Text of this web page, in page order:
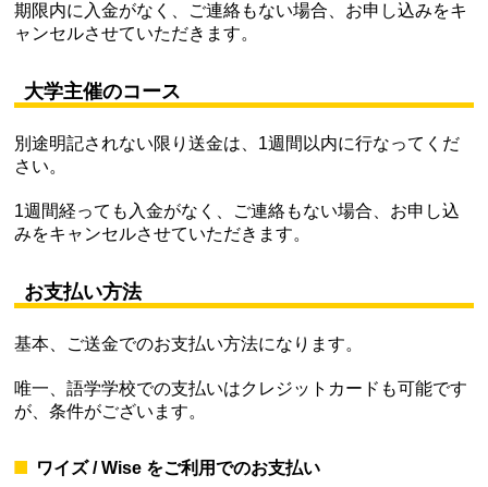
期限内に入金がなく、ご連絡もない場合、お申し込みをキ
ャンセルさせていただきます。
大学主催のコース
別途明記されない限り送金は、1週間以内に行なってくだ
さい。
1週間経っても入金がなく、ご連絡もない場合、お申し込
みをキャンセルさせていただきます。
お支払い方法
基本、ご送金でのお支払い方法になります。
唯一、語学学校での支払いはクレジットカードも可能です
が、条件がございます。
ワイズ / Wise をご利用でのお支払い